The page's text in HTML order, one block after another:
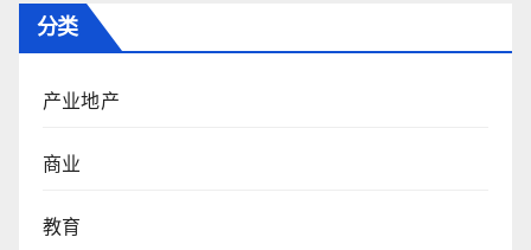
分类
产业地产
商业
教育